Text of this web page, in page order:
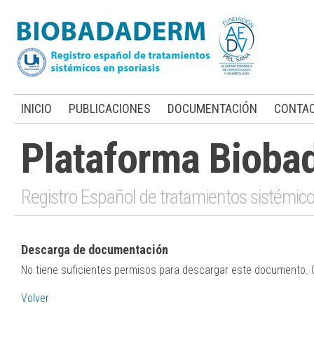
INICIO PUBLICACIONES DOCUMENTACIÓN
Plataforma
Registro Español de tratamientos
Descarga de documentación
No tiene suficientes permisos para descargar este documento.
Volver